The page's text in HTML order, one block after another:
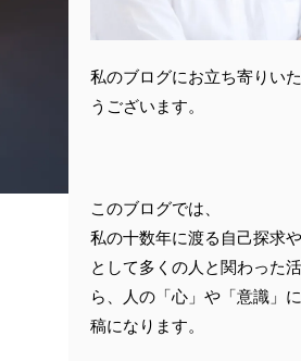
私のブログにお立ち寄りい
うございます。
このブログでは、
私の十数年に渡る自己探求
として多くの人と関わった
ら、人の「心」や「意識」
稿になります。